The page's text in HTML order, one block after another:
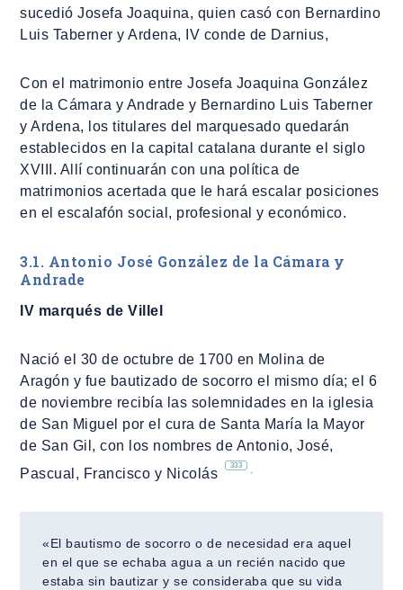
sucedió Josefa Joaquina, quien casó con Bernardino
Luis Taberner y Ardena, IV conde de Darnius,
Con el matrimonio entre Josefa Joaquina González
de la Cámara y Andrade y Bernardino Luis Taberner
y Ardena, los titulares del marquesado quedarán
establecidos en la capital catalana durante el siglo
XVIII. Allí continuarán con una política de
matrimonios acertada que le hará escalar posiciones
en el escalafón social, profesional y económico.
3.1. Antonio José González de la Cámara y
Andrade
IV marqués de Villel
Nació el 30 de octubre de 1700 en Molina de
Aragón y fue bautizado de socorro el mismo día; el 6
de noviembre recibía las solemnidades en la iglesia
de San Miguel por el cura de Santa María la Mayor
de San Gil, con los nombres de Antonio, José,
Pascual, Francisco y Nicolás
333
«El bautismo de socorro o de necesidad era aquel
en el que se echaba agua a un recién nacido que
estaba sin bautizar y se consideraba que su vida